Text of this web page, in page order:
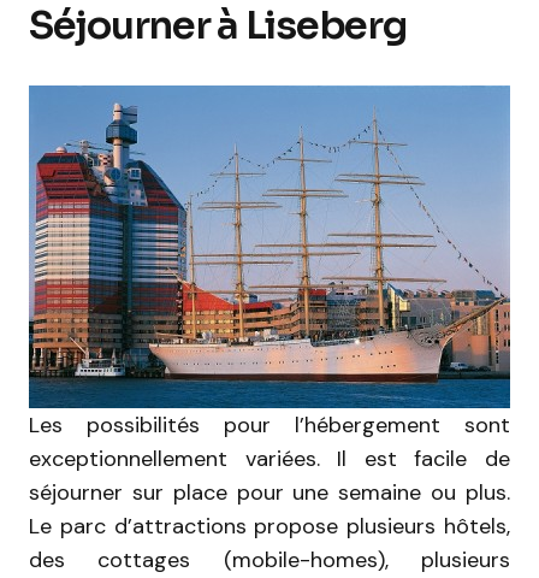
Séjourner à Liseberg
Les possibilités pour l’hébergement sont
exceptionnellement variées. Il est facile de
séjourner sur place pour une semaine ou plus.
Le parc d’attractions propose plusieurs hôtels,
des cottages (mobile-homes), plusieurs